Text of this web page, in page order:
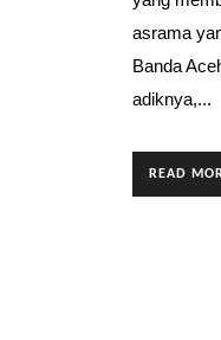
asrama
Banda
adiknya,...
READ